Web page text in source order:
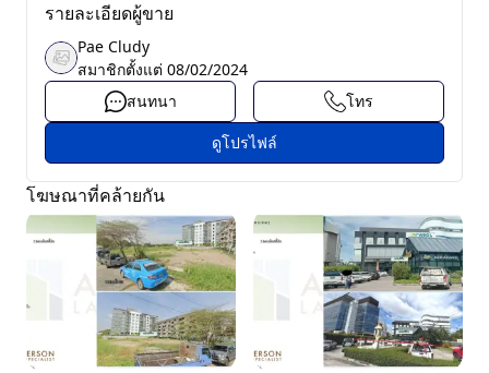
รายละเอียดผู้ขาย
Pae Cludy
สมาชิกตั้งแต่ 08/02/2024
สนทนา
โทร
ดูโปรไฟล์
โฆษณาที่คล้ายกัน